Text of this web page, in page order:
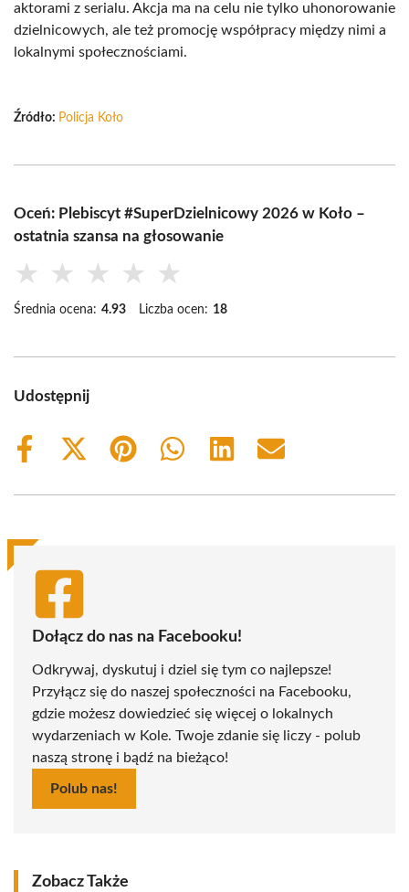
aktorami z serialu. Akcja ma na celu nie tylko uhonorowanie
dzielnicowych, ale też promocję współpracy między nimi a
lokalnymi społecznościami.
Źródło: Policja Koło
Oceń: Plebiscyt #SuperDzielnicowy 2026 w Koło –
ostatnia szansa na głosowanie
★ ★ ★ ★ ★
Średnia ocena: 4.93 Liczba ocen: 18
Udostępnij
Share
Share
(Twitter)
Share
Share
Share
Share
Dołącz do nas na Facebooku!
Odkrywaj, dyskutuj i dziel się tym co najlepsze!
Przyłącz się do naszej społeczności na Facebooku,
gdzie możesz dowiedzieć się więcej o lokalnych
wydarzeniach w Kole. Twoje zdanie się liczy - polub
naszą stronę i bądź na bieżąco!
Polub nas!
Zobacz Także